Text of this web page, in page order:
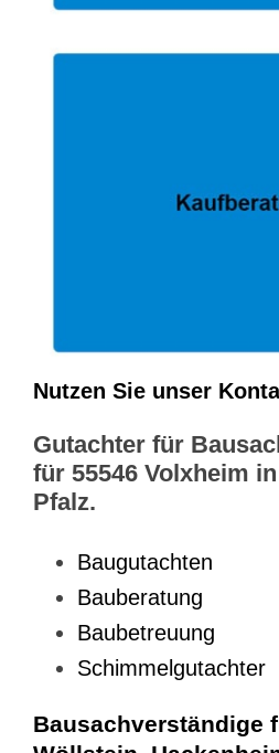
Nutzen Sie unser
Gutachter für
für 55546 Volxheim
Pfalz.
Baugutachten
Bauberatung
Baubetreuung
Schimmelgutachter
Bausachverständige